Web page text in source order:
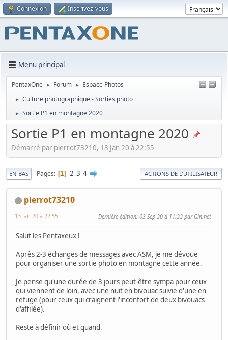
Connexion Inscrivez-vous
Menu principal
PentaxOne ► Forum ► Espace Photos
► Culture photographique - Sorties photo
► Sortie P1 en montagne 2020
Sortie P1 en montagne 2020
Démarré par pierrot73210, 13 Jan 20 à 22:55
EN BAS Pages 1 2 3 4 ACTIONS DE L'UTILISATEUR
pierrot73210
13 Jan 20 à 22:55 Dernière édition: 03 Sep 20 à 11:22 par Gin.net
Salut les Pentaxeux !
Après 2-3 échanges de messages avec ASM, je me dévoue
pour organiser une sortie photo en montagne cette année.
Je pense qu'une durée de 3 jours peut-être sympa pour ceux
qui viennent de loin, avec une nuit en bivouac suivie d'une en
refuge (pour ceux qui craignent l'inconfort de deux bivouacs
d'affilée).
Reste à définir où et quand.